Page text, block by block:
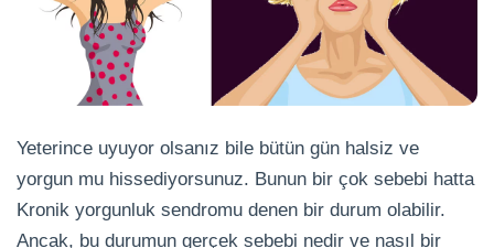
Yeterince uyuyor olsanız bile bütün gün halsiz ve
yorgun mu hissediyorsunuz. Bunun bir çok sebebi hatta
Kronik yorgunluk sendromu denen bir durum olabilir.
Ancak, bu durumun gerçek sebebi nedir ve nasıl bir